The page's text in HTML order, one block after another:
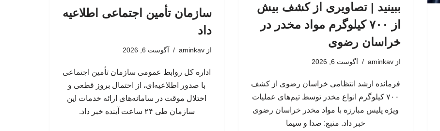
ببینید | تصاویری از کشف بیش
از ۷۰۰ کیلوگرم مواد مخدر در
خراسان رضوی
از aminkav آگوست 6, 2026
فرمانده ارشد انتظامی خراسان رضوی از کشف
۷۰۰ کیلوگرم انواع مخدر توسط تیم‌های عملیات
ویژه پلیس مبارزه با مواد مخدر خراسان رضوی
خبر داد. منبع: صدا و سیما
سازمان تأمین اجتماعی اطلاعیه
داد
از aminkav آگوست 6, 2026
اداره کل روابط عمومی سازمان تأمین اجتماعی
با صدور اطلاعیه‌ای، از احتمال بروز قطعی و
اختلال موقت در سامانه‌های ارائه خدمات این
سازمان طی ۲۴ ساعت آینده خبر داد.